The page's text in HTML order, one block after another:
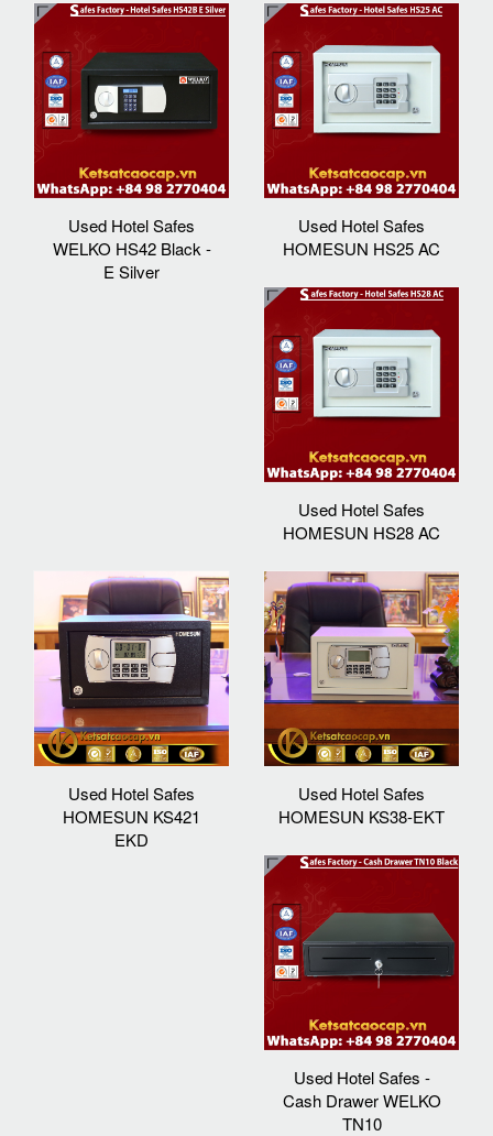
Used Hotel Safes
WELKO HS42 Black -
E Silver
Used Hotel Safes
HOMESUN HS25 AC
Used Hotel Safes
HOMESUN HS28 AC
Used Hotel Safes
HOMESUN KS421
EKD
Used Hotel Safes
HOMESUN KS38-EKT
Used Hotel Safes -
Cash Drawer WELKO
TN10